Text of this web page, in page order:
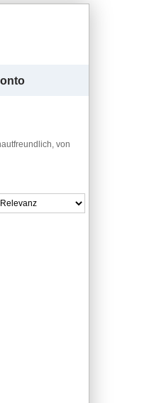
von